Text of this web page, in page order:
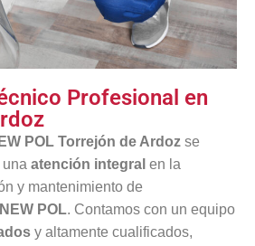
Profesional en
POL Torrejón de Ardoz se
atención integral en la
y mantenimiento de
POL. Contamos con un equipo
y altamente cualificados,